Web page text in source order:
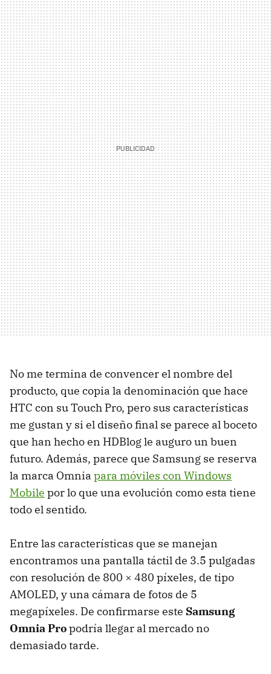
No me termina de convencer el nombre del
producto, que copia la denominación que hace
HTC con su Touch Pro, pero sus características
me gustan y si el diseño final se parece al boceto
que han hecho en HDBlog le auguro un buen
futuro. Además, parece que Samsung se reserva
la marca Omnia para móviles con Windows
Mobile por lo que una evolución como esta tiene
todo el sentido.
Entre las características que se manejan
encontramos una pantalla táctil de 3.5 pulgadas
con resolución de 800 × 480 píxeles, de tipo
AMOLED, y una cámara de fotos de 5
megapíxeles. De confirmarse este Samsung
Omnia Propodría llegar al mercado no
demasiado tarde.